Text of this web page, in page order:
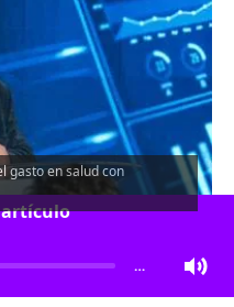
gasto en salud con
artículo
…